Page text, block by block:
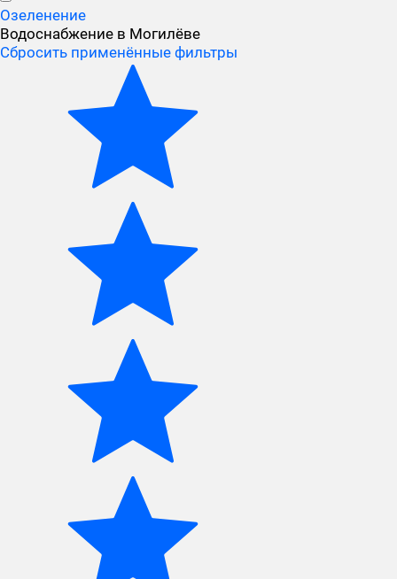
Озеленение
Водоснабжение в Могилёве
Сбросить применённые фильтры